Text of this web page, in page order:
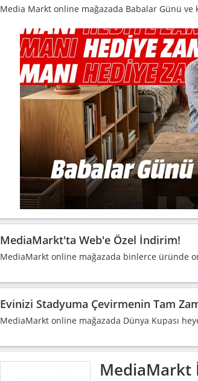
Media Markt online mağazada Babalar Günü ve
MediaMarkt'ta Web'e Özel İndirim!
MediaMarkt online mağazada binlerce üründe
Evinizi Stadyuma Çevirmenin Tam
MediaMarkt online mağazada Dünya Kupası
MediaMarkt